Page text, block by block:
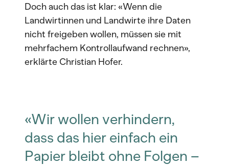
Doch auch das ist klar: «Wenn die
Landwirtinnen und Landwirte ihre Daten
nicht freigeben wollen, müssen sie mit
mehrfachem Kontrollaufwand rechnen»,
erklärte Christian Hofer.
«Wir wollen verhindern,
dass das hier einfach ein
Papier bleibt ohne Folgen –